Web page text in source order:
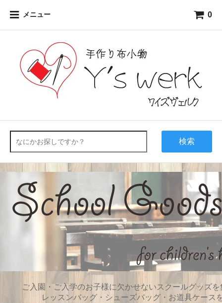
メニュー 0
検索
ご入園・ご入学のお子様に欠かせないスクールグッズ
レッスンバッグ・シューズバッグ・お道具ケース